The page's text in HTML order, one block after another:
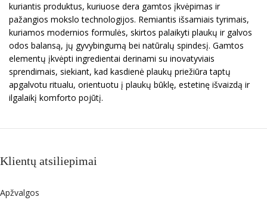
kuriantis produktus, kuriuose dera gamtos įkvėpimas ir
pažangios mokslo technologijos. Remiantis išsamiais tyrimais,
kuriamos modernios formulės, skirtos palaikyti plaukų ir galvos
odos balansą, jų gyvybingumą bei natūralų spindesį. Gamtos
elementų įkvėpti ingredientai derinami su inovatyviais
sprendimais, siekiant, kad kasdienė plaukų priežiūra taptų
apgalvotu ritualu, orientuotu į plaukų būklę, estetinę išvaizdą ir
ilgalaikį komforto pojūtį.
Klientų atsiliepimai
Apžvalgos